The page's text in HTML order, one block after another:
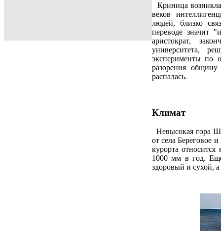
Криница
веков
людей, близко
переводе значит
аристократ,
университета,
эксперименты по
разорения общину
распалась.
Климат
Невысокая гора
от села Береговое
курорта
1000 мм в год.
здоровый и сухой,